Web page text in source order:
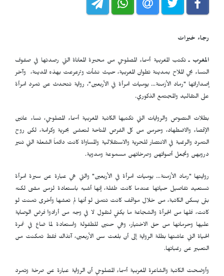
رجاء خيرات
المغرب ـ تكتب المغربية أسماء المصلوحي من محبرة المعاناة التي رصدتها في صفوف
النساء بحي الملاح بمدينة تطوان المغربية، حيث نشأت وترعرعت بهذه المدينة‫، وآخر
إصداراتها ‫"رماد الأزمنة‫… يوميات امرأة في الأربعين‫"، رواية تتحدث عن تمرد امرأة
على التقاليد والمجتمع الذكوري.
بطلات النصوص والروايات التي تكتبها الكاتبة المغربية أسماء المصلوحي، نساء عانين
الإقصاء والاضطهاد، وحرمن من كل الفرص المتاحة لتعشن بحرية وكرامة، لكن روح
التمرد والرغبة في الانتصار للحرية والاستقلالية والمساواة كانت دائماً الشعلة التي تنير
دروبهن وتجعل أصواتهن وصرخاتهن مسموعة ومدوية‫.
روايتها ‫"رماد الأزمنة‫… يوميات امرأة في الأربعين‫" والتي هي عبارة عن سيرة امرأة
تستعيد تفاصيل حياتها عندما كانت طفلة‫، إنها أشبه باستعادة لزمن مضى لكنه
بقى يسكن الكاتبة، من خلال مواقف كانت تتمنى لو أنها لم تعشها وأخرى تمنت لو
كانت، فلها من الجرأة والشجاعة ما يكفي لتقول لا في وجه من أرادوا فرض الوصاية
عليها وحرمانها من حق الاختيار‫، وهي حنين للطفولة واستعادة لما ضاع في غمرة
الحياة التي عاشتها بطلة الرواية إلى أن بلغت سن الأربعين، آنذاك فقط تمكنت من
التعبير عن رغباتها.
وأوضحت الكاتبة والشاعرة المغربية أسماء المصلوحي أن الرواية عبارة عن صرخة وتمرد